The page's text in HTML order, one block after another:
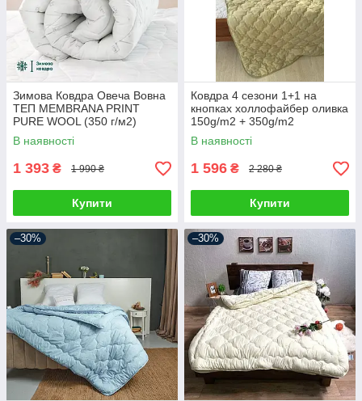
Зимова Ковдра Овеча Вовна
ТЕП MEMBRANA PRINT
PURE WOOL (350 г/м2)
В наявності
1 393 ₴ 1 990 ₴
Купити
Ковдра 4 сезони 1+1 на
кнопках холлофайбер оливка
150g/m2 + 350g/m2
В наявності
1 596 ₴ 2 280 ₴
Купити
–30% –30%